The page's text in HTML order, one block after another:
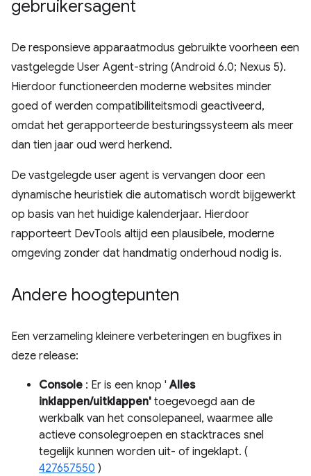
gebruikersagent
De responsieve apparaatmodus gebruikte voorheen een
vastgelegde User Agent-string (Android 6.0; Nexus 5).
Hierdoor functioneerden moderne websites minder
goed of werden compatibiliteitsmodi geactiveerd,
omdat het gerapporteerde besturingssysteem als meer
dan tien jaar oud werd herkend.
De vastgelegde user agent is vervangen door een
dynamische heuristiek die automatisch wordt bijgewerkt
op basis van het huidige kalenderjaar. Hierdoor
rapporteert DevTools altijd een plausibele, moderne
omgeving zonder dat handmatig onderhoud nodig is.
Andere hoogtepunten
Een verzameling kleinere verbeteringen en bugfixes in
deze release:
Console : Er is een knop 'Alles
inklappen/uitklappen' toegevoegd aan de
werkbalk van het consolepaneel, waarmee alle
actieve consolegroepen en stacktraces snel
tegelijk kunnen worden uit- of ingeklapt. (
427657550 )